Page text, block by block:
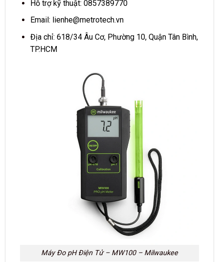
Hỗ trợ kỹ thuật: 0857389770
Email: lienhe@metrotech.vn
Địa chỉ: 618/34 Âu Cơ, Phường 10, Quận Tân Bình,
TP.HCM
Máy Đo pH Điện Tử – MW100 – Milwaukee